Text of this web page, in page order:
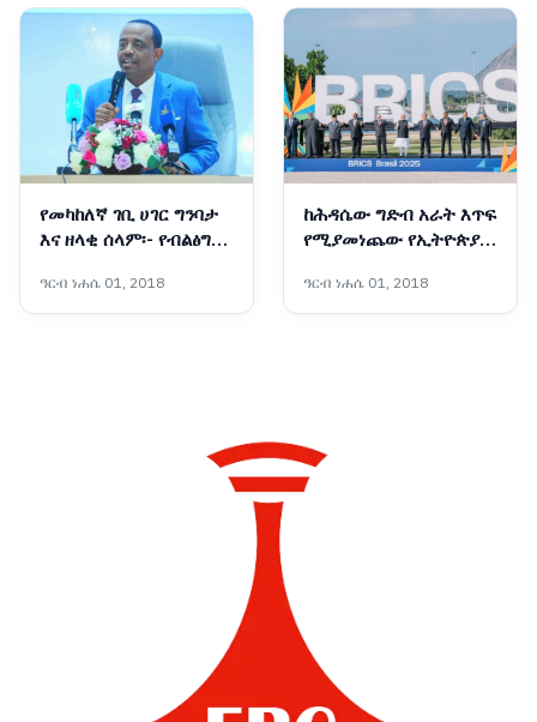
የመካከለኛ ገቢ ሀገር ግንባታ
እና ዘላቂ ሰላም፡- የብልፅግና
ዓመታት ስትራቴጂካዊ
አቅጣጫዎች
ዓርብ ነሐሴ 01, 2018
ከሕዳሴው ግድብ አራት እጥፍ
የሚያመነጨው የኢትዮጵያ
ዓርብ ነሐሴ 01, 2018